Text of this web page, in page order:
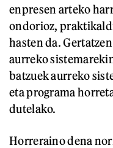
enpresen arteko
ondorioz,
hasten da.
aurreko
batzuek aurreko
eta programa
dutelako.
Horreraino dena